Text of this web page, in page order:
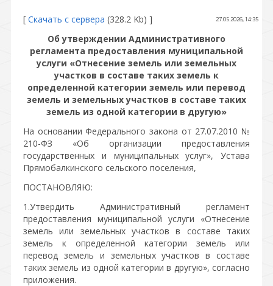
[ Скачать с сервера (328.2 Kb) ] 27.05.2026, 14:35
Об утверждении Административного
регламента предоставления муниципальной
услуги «Отнесение земель или земельных
участков в составе таких земель к
определенной категории земель или перевод
земель и земельных участков в составе таких
земель из одной категории в другую»
На основании Федерального закона от 27.07.2010 №
210-ФЗ «Об организации предоставления
государственных и муниципальных услуг», Устава
Прямобалкинского сельского поселения,
ПОСТАНОВЛЯЮ:
1.Утвердить Административный регламент
предоставления муниципальной услуги «Отнесение
земель или земельных участков в составе таких
земель к определенной категории земель или
перевод земель и земельных участков в составе
таких земель из одной категории в другую», согласно
приложения.